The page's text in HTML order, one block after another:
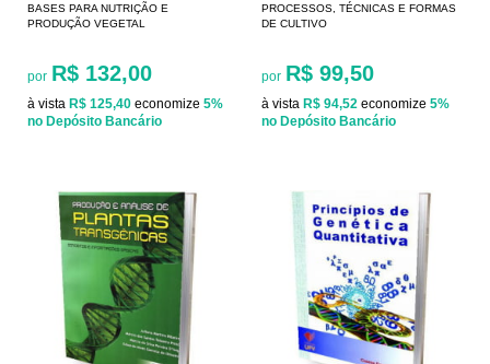
BASES PARA NUTRIÇÃO E
PRODUÇÃO VEGETAL
por R$ 132,00
à vista R$ 125,40 economize 5%
no Depósito Bancário
PROCESSOS, TÉCNICAS E FORMAS
DE CULTIVO
por R$ 99,50
à vista R$ 94,52 economize 5%
no Depósito Bancário